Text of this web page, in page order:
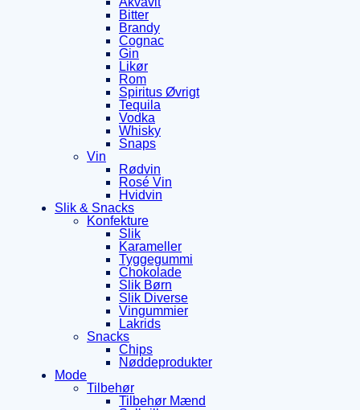
Bitter
Brandy
Cognac
Gin
Likør
Rom
Spiritus Øvrigt
Tequila
Vodka
Whisky
Snaps
Vin
Rødvin
Rosé Vin
Hvidvin
Slik & Snacks
Konfekture
Slik
Karameller
Tyggegummi
Chokolade
Slik Børn
Slik Diverse
Vingummier
Lakrids
Snacks
Chips
Nøddeprodukter
Mode
Tilbehør
Tilbehør Mænd